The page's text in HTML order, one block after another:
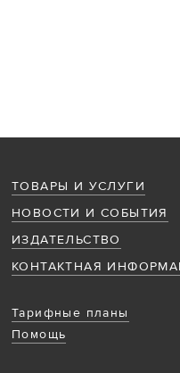
ТОВАРЫ И УСЛУГИ
НОВОСТИ И СОБЫТИЯ
ИЗДАТЕЛЬСТВО
КОНТАКТНАЯ
Тарифные планы
Помощь